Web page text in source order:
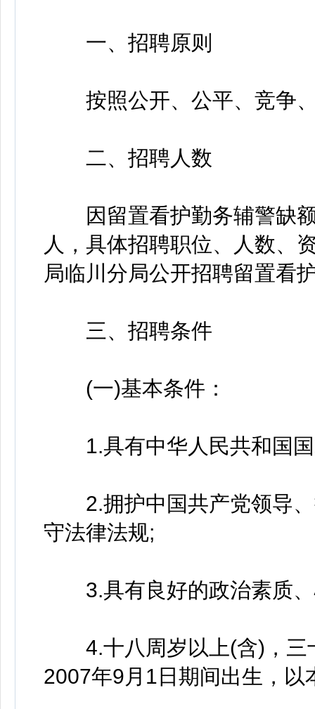
一、招聘原则
按照公开、公平、竞争、
二、招聘人数
因留置看护勤务辅警缺额
人，具体招聘职位、人数、
局临川分局公开招聘留置看
三、招聘条件
(一)基本条件：
1.具有中华人民共和国
2.拥护中国共产党领导、
守法律法规;
3.具有良好的政治素质、
4.十八周岁以上(含)，三
2007年9月1日期间出生，以